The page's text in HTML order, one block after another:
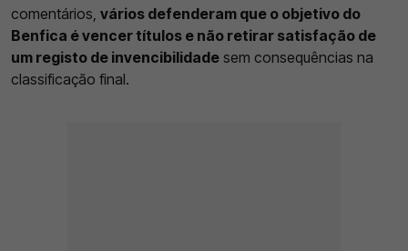
comentários, vários defenderam que o objetivo do
Benfica é vencer títulos e não retirar satisfação de
um registo de invencibilidade sem consequências na
classificação final.